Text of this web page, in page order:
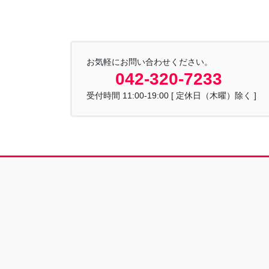
お気軽にお問い合わせください。
042-320-7233
受付時間 11:00-19:00 [ 定休日（木曜）除く ]